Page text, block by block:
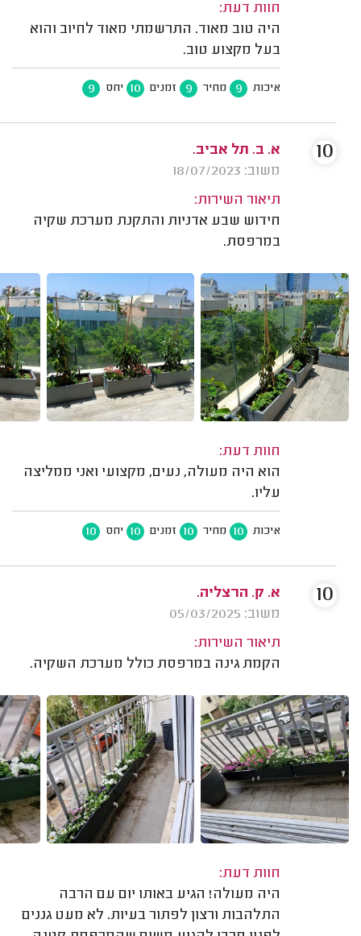
חוות דעת:
היה טוב מאוד. התרשמתי מאוד לחיוב והוא
בעל מקצוע טוב.
איכות 9 מחיר 9 זמנים 10 יחס 9
א. ב. תל אביב.
משוב: 18/07/2023
תיאור השירות:
חידוש שבע אדניות והתקנת מערכת שקיה
במרפסת.
חוות דעת:
הוא היה מעולה, נעים, מקצועי ואני ממליצה
עליו.
איכות 10 מחיר 10 זמנים 10 יחס 10
10
א. ק. הרצליה.
משוב: 05/03/2025
תיאור השירות:
הקמת גינה במרפסת כולל מערכת השקיה.
חוות דעת:
היה מעולה! הגיע באותו יום עם הרבה
התלהבות ורצון לפתור בעיות. לא מעט גננים
10